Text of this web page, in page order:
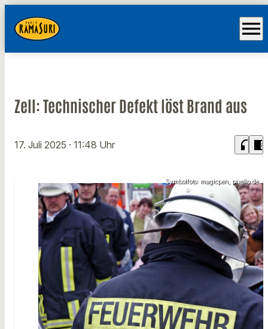
menu
Zell: Technischer Defekt löst Brand aus
17. Juli 2025 · 11:48 Uhr headphones chrome_reader_mode
Symbolfoto: magicpen, pixelio.de